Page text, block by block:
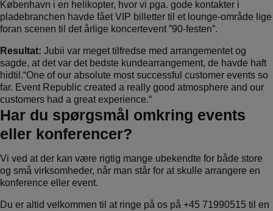
København i en helikopter, hvor vi pga. gode kontakter i
pladebranchen havde fået VIP billetter til et lounge-område lige
foran scenen til det årlige koncertevent ”90-festen”.
Resultat: Jubii var meget tilfredse med arrangementet og
sagde, at det var det bedste kundearrangement, de havde haft
hidtil.“One of our absolute most successful customer events so
far. Event Republic created a really good atmosphere and our
customers had a great experience.“
Har du spørgsmål omkring events
eller konferencer?
Vi ved at der kan være rigtig mange ubekendte for både store
og små virksomheder, når man står for at skulle arrangere en
konference eller event.
Du er altid velkommen til at ringe på os på +45 71990515 til en